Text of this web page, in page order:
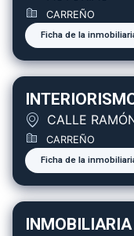
CARREÑO
Ficha de la
CALLE
CARREÑO
Ficha de la